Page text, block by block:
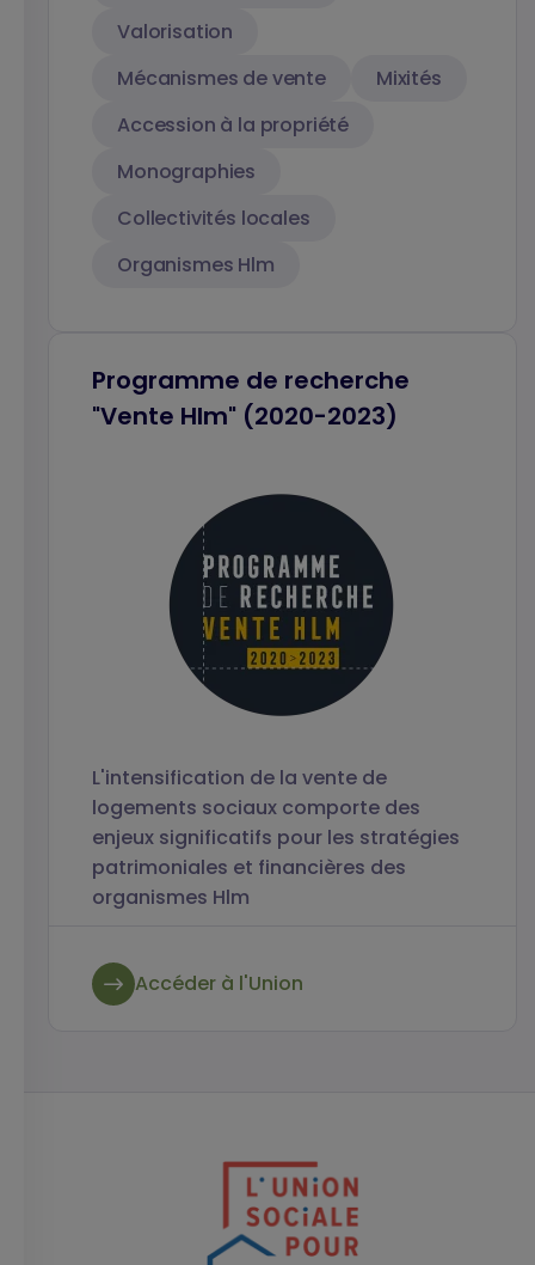
Valorisation
Mécanismes de vente
Mixités
Accession à la propriété
Monographies
Collectivités locales
Organismes Hlm
Programme de recherche
"Vente Hlm" (2020-2023)
L'intensification de la vente de
logements sociaux comporte des
enjeux significatifs pour les stratégies
patrimoniales et financières des
organismes Hlm
Accéder à l'Union